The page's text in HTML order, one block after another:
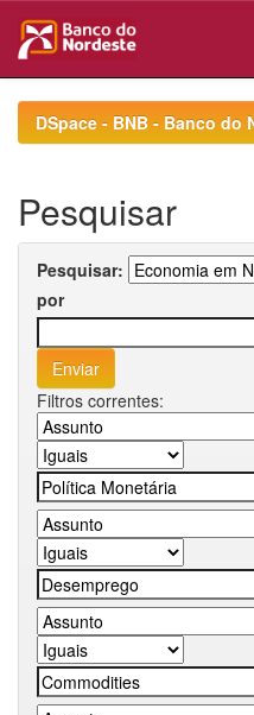
navigationDSpace - BNB - Banco do
Pesquisar
Pesquisar:
por
Filtros correntes: